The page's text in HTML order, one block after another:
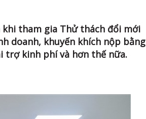
tham gia Thử thách đổi mới
doanh, khuyến khích nộp bằng
trợ kinh phí và hơn thế nữa.